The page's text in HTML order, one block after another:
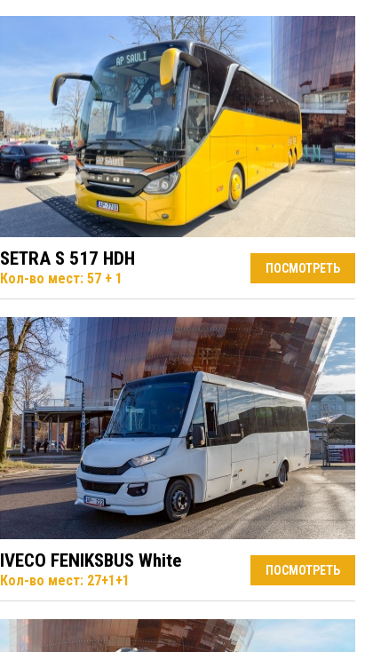
SETRA S 517 HDH
Кол-во мест: 57 + 1
ПОСМОТРЕТЬ
IVECO FENIKSBUS White
Кол-во мест: 27+1+1
ПОСМОТРЕТЬ